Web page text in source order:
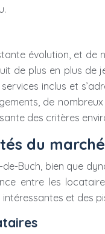
évolution, et de
de plus en plus
inclus et
de
des critères
du
Buch, bien que
entre les
et des